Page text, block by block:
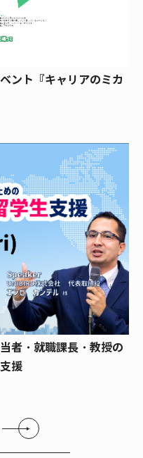
ント『キャリアのミカ
者・就職課長・教授の
援